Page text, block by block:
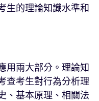
生的理論知識水準和
用兩大部分。理論知
查考生對行為分析理
、基本原理、相關法